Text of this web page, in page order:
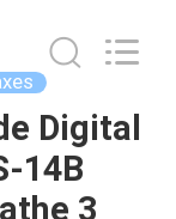
Digital
14B
3